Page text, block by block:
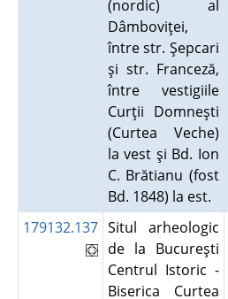
(nordic) al
Dâmboviţei,
între str. Şepcari
şi str. Franceză,
între vestigiile
Curţii Domneşti
(Curtea Veche)
la vest şi Bd. Ion
C. Brătianu (fost
Bd. 1848) la est.
179132.137 Situl arheologic
de la Bucureşti
Centrul Istoric -
Biserica Curtea